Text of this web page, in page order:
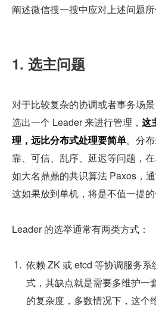
阐述微信搜一搜中应对上述问题所
1. 选主问题
对于比较复杂的协调或者事务场
选出一个 Leader 来进行管理， 这
理，远比分布式处理要简单。分
靠、可信、乱序、延迟等问题，
如大名鼎鼎的共识算法 Paxos，
这如果放到单机，将是不值一提的
Leader 的选举通常有两类方式：
依赖 ZK 或 etcd 等协调服务
式，其缺点就是需要多维护一
的复杂度，多数情况下，这个